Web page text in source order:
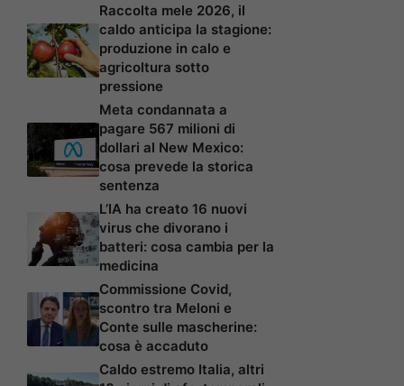
Raccolta mele 2026, il
caldo anticipa la stagione:
produzione in calo e
agricoltura sotto
pressione
Meta condannata a
pagare 567 milioni di
dollari al New Mexico:
cosa prevede la storica
sentenza
L’IA ha creato 16 nuovi
virus che divorano i
batteri: cosa cambia per la
medicina
Commissione Covid,
scontro tra Meloni e
Conte sulle mascherine:
cosa è accaduto
Caldo estremo Italia, altri